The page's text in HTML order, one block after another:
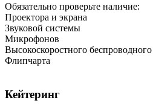
Обязательно проверьте наличие:
Проектора и экрана
Звуковой системы
Микрофонов
Высокоскоростного
Флипчарта
Кейтеринг